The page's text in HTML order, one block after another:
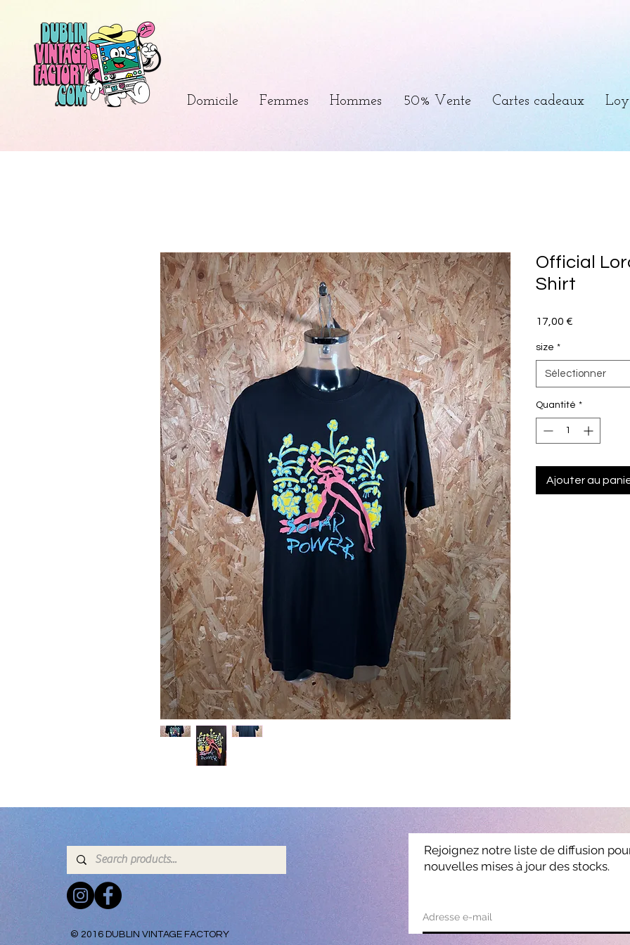
Domicile Femmes Hommes 50% Vente Cartes cadeaux
Official
Shirt
17,00 €
size *
Sélectionner
Quantité *
Ajouter au
Rejoignez notre liste de diffusion
nouvelles mises à jour des stocks.
© 2016 DUBLIN VINTAGE FACTORY